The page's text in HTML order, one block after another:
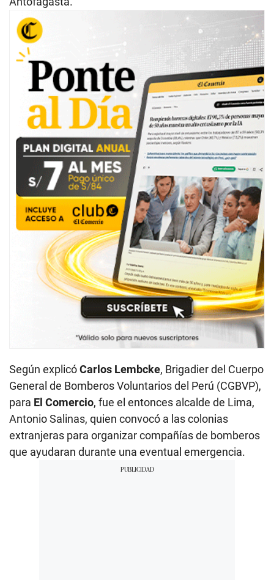
Según explicóCarlos Lembcke, Brigadier del Cuerpo
General de Bomberos Voluntarios del Perú (CGBVP),
para El Comercio, fue el entonces alcalde de Lima,
Antonio Salinas, quien convocó a las colonias
extranjeras para organizar compañías de bomberos
que ayudaran durante una eventual emergencia.